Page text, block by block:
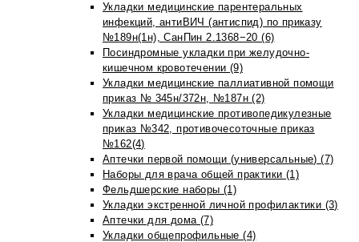
Укладки медицинские парентеральных
инфекций, антиВИЧ (антиспид) по приказу
№189н(1н), СанПин 2.1368−20 (6)
Посиндромные укладки при желудочно-
кишечном кровотечении (9)
Укладки медицинские паллиативной помощи
приказ № 345н/372н, №187н (2)
Укладки медицинские противопедикулезные
приказ №342, противочесоточные приказ
№162(4)
Аптечки первой помощи (универсальные) (7)
Наборы для врача общей практики (1)
Фельдшерские наборы (1)
Укладки экстренной личной профилактики (3)
Аптечки для дома (7)
Укладки общепрофильные (4)